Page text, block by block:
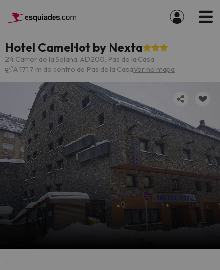
Hotel Camel·lot by Nexta
24 Carrer de la Solana, AD200, Pas de la Casa
A 171.7 m do centro de Pas de la CasaVer no mapa